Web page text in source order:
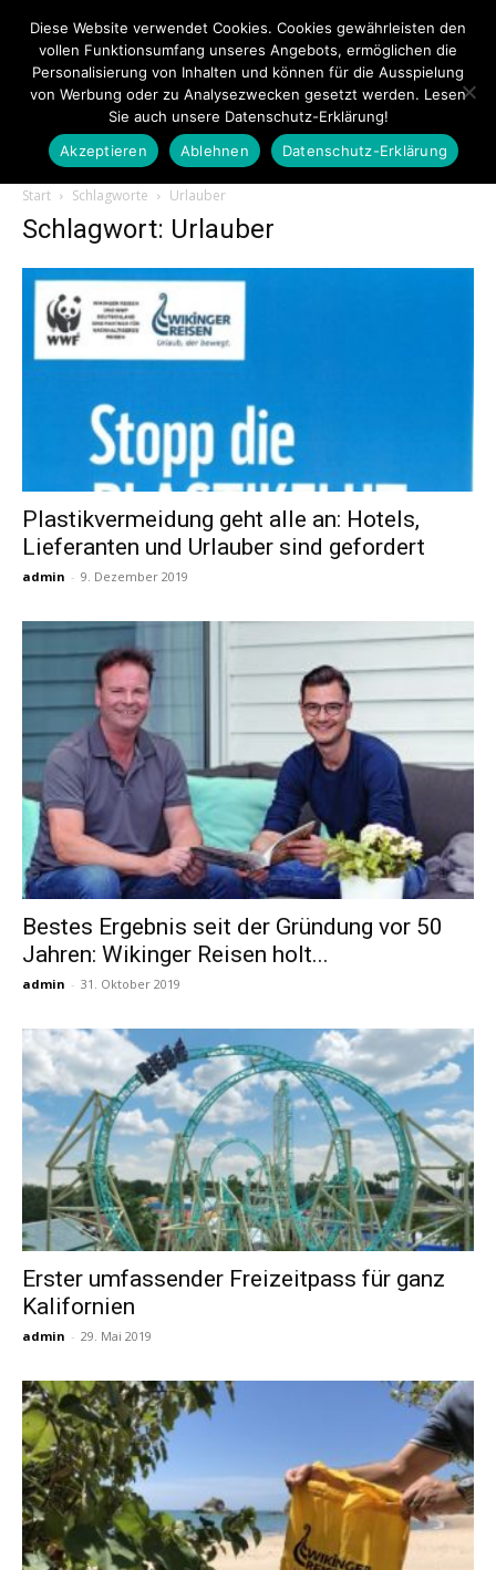
Touristiknews.de
und
Reiseempfehlungen.
Start Schlagworte Urlauber
Schlagwort: Urlauber
Plastikvermeidung geht alle an: Hotels,
Lieferanten und Urlauber sind gefordert
admin - 9. Dezember 2019
Bestes Ergebnis seit der Gründung vor 50
Jahren: Wikinger Reisen holt...
admin - 31. Oktober 2019
Erster umfassender Freizeitpass für ganz
Kalifornien
admin - 29. Mai 2019
Diese Website verwendet Cookies. Cookies gewährleisten den
vollen Funktionsumfang unseres Angebots, ermöglichen die
Personalisierung von Inhalten und können für die Ausspielung
von Werbung oder zu Analysezwecken gesetzt werden. Lesen
Sie auch unsere Datenschutz-Erklärung!
Akzeptieren
Ablehnen Datenschutz-Erklärung